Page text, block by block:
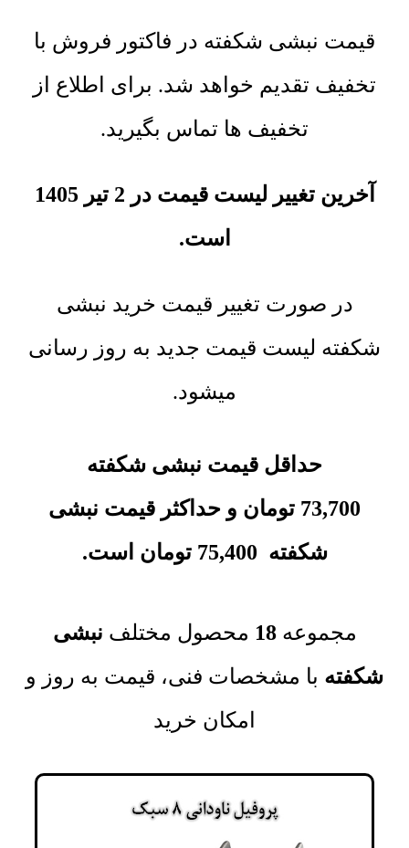
قیمت نبشی شکفته در فاکتور فروش با
تخفیف تقدیم خواهد شد. برای اطلاع از
تخفیف ها تماس بگیرید.
آخرین تغییر لیست قیمت در 2 تیر 1405
است.
در صورت تغییر قیمت خرید نبشی
شکفته لیست قیمت جدید به روز رسانی
میشود.
حداقل قیمت نبشی شکفته
73,700 تومان و حداکثر قیمت نبشی
شکفته 75,400 تومان است.
مجموعه‌18 محصول مختلف نبشی
شکفته با مشخصات فنی، قیمت به روز و
امکان خرید